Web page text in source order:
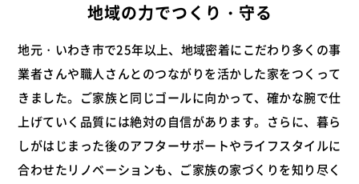
地域の力でつくり・守る
地元・いわき市で25年以上、地域密着にこだわり多くの事
業者さんや職人さんとのつながりを活かした家をつくって
きました。ご家族と同じゴールに向かって、確かな腕で仕
上げていく品質には絶対の自信があります。さらに、暮ら
しがはじまった後のアフターサポートやライフスタイルに
合わせたリノベーションも、ご家族の家づくりを知り尽く